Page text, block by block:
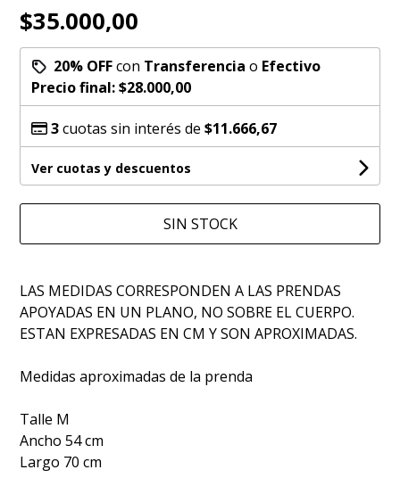
$35.000,00
20% OFFcon Transferencia o Efectivo
Precio final:$28.000,00
3cuotas sin interés de$11.666,67
Ver cuotas y descuentos
SIN STOCK
LAS MEDIDAS CORRESPONDEN A LAS PRENDAS
APOYADAS EN UN PLANO, NO SOBRE EL CUERPO.
ESTAN EXPRESADAS EN CM Y SON APROXIMADAS.
Medidas aproximadas de la prenda
Talle M
Ancho 54 cm
Largo 70 cm